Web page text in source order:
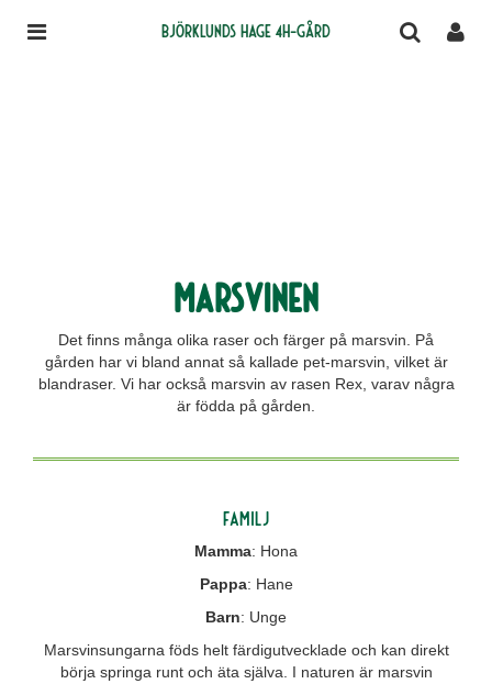
Björklunds Hage 4H-gård
Marsvinen
Det finns många olika raser och färger på marsvin. På
gården har vi bland annat så kallade pet-marsvin, vilket är
blandraser. Vi har också marsvin av rasen Rex, varav några
är födda på gården.
Familj
Mamma: Hona
Pappa: Hane
Barn: Unge
Marsvinsungarna föds helt färdigutvecklade och kan direkt
börja springa runt och äta själva. I naturen är marsvin